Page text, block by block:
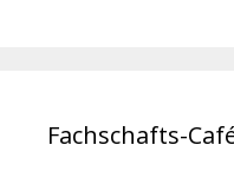
Fachschafts-